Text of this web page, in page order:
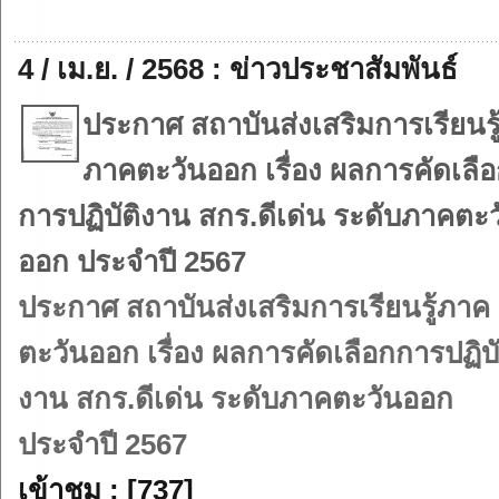
4 / เม.ย. / 2568 : ข่าวประชาสัมพันธ์
ประกาศ สถาบันส่งเสริมการเรียน
ภาคตะวันออก เรื่อง ผลการคัดเลื
การปฏิบัติงาน สกร.ดีเด่น ระดับภาคตะ
ออก ประจำปี 2567
ประกาศ สถาบันส่งเสริมการเรียนรู้ภาค
ตะวันออก เรื่อง ผลการคัดเลือกการปฏิ
งาน สกร.ดีเด่น ระดับภาคตะวันออก
ประจำปี 2567
เข้าชม : [737]